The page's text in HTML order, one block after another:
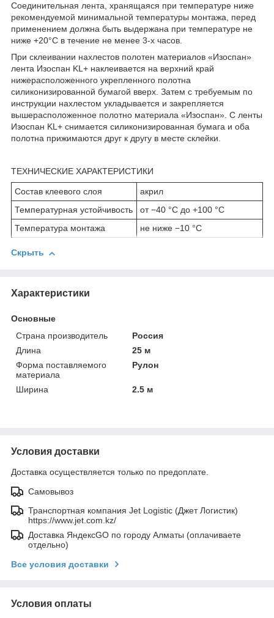
Соединительная лента, хранящаяся при температуре ниже
рекомендуемой минимальной температуры монтажа, перед
применением должна быть выдержана при температуре не
ниже +20°С в течение не менее 3-х часов.
При склеивании нахлестов полотен материалов «Изоспан»
лента Изоспан KL+ наклеивается на верхний край
нижерасположенного укрепленного полотна
силиконизированной бумагой вверх. Затем с требуемым по
инструкции нахлестом укладывается и закрепляется
вышерасположенное полотно материала «Изоспан». С ленты
Изоспан KL+ снимается силиконизированная бумага и оба
полотна прижимаются друг к другу в месте склейки.
ТЕХНИЧЕСКИЕ ХАРАКТЕРИСТИКИ
Состав клеевого слоя
акрил
Температурная устойчивость
от −40 °С до +100 °С
Температура монтажа
не ниже −10 °С
Скрыть
Характеристики
Основные
Страна производитель
Россия
Длина
25 м
Форма поставляемого
материала
Рулон
Ширина 2.5 м
Условия доставки
Доставка осуществляется только по предоплате.
Самовывоз
Транспортная компания Jet Logistic (Джет Логистик)
https://www.jet.com.kz/
Доставка ЯндексGO по городу Алматы (оплачиваете
отдельно)
Все условия доставки
Условия оплаты